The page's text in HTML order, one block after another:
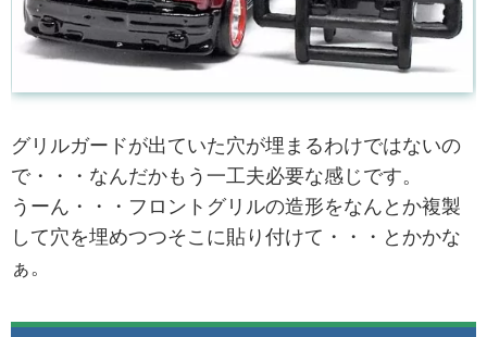
グリルガードが出ていた穴が埋まるわけではないの
で・・・なんだかもう一工夫必要な感じです。
うーん・・・フロントグリルの造形をなんとか複製
して穴を埋めつつそこに貼り付けて・・・とかかな
ぁ。